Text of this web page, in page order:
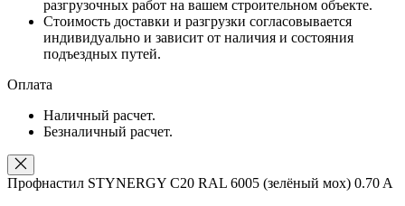
разгрузочных работ на вашем строительном объекте.
Стоимость доставки и разгрузки согласовывается
индивидуально и зависит от наличия и состояния
подъездных путей.
Оплата
Наличный расчет.
Безналичный расчет.
Профнастил STYNERGY С20 RAL 6005 (зелёный мох) 0.70 A